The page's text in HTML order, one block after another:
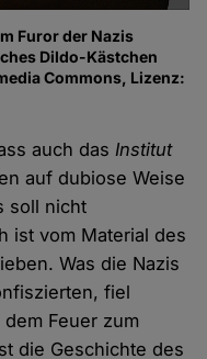
Furor der Nazis
Dildo-Kästchen
Commons, Lizenz:
auch das Institut
auf dubiose Weise
soll nicht
ist vom Material des
Was die Nazis
fiel
Feuer zum
die Geschichte des